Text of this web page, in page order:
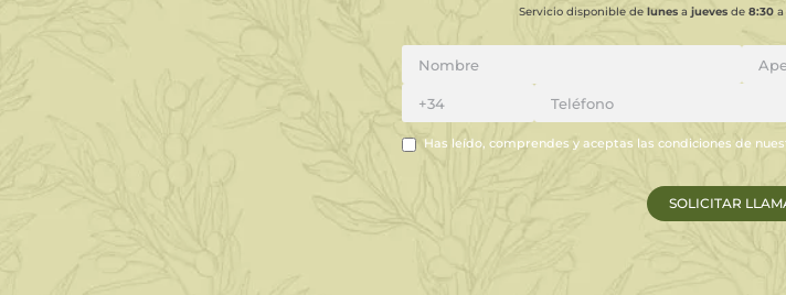
Servicio disponible de lunesa juevesde 8:30a
Has leído, comprendes y aceptas las condiciones de